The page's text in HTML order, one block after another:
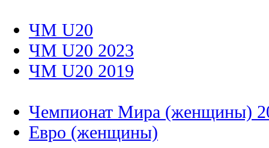
ЧМ U20
ЧМ U20 2023
ЧМ U20 2019
Чемпионат Мира (женщины)
Евро (женщины)